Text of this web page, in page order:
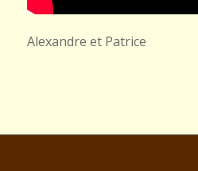
Alexandre et Patrice